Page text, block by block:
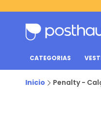
CATEGORIAS
Inicio Penalty -